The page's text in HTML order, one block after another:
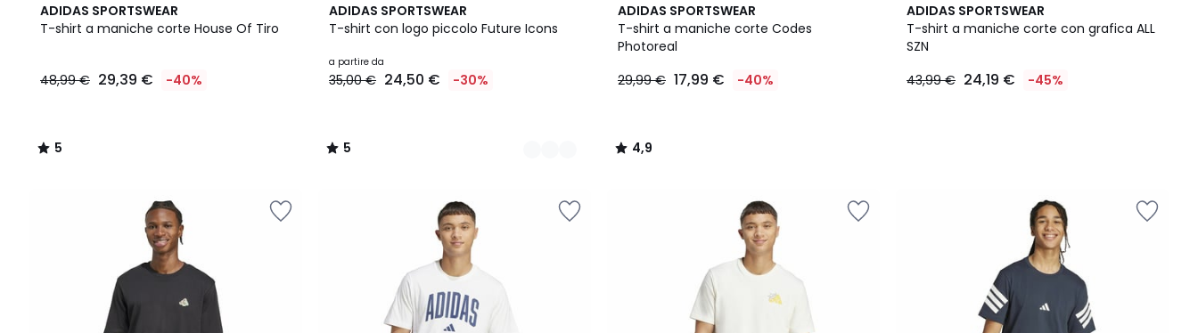
ADIDAS SPORTSWEAR
T-shirt a maniche corte House Of Tiro
48,99 € 29,39 € -40%
5
/
5
/
ADIDAS SPORTSWEAR
T-shirt con logo piccolo Future Icons
a partire da
35,00 € 24,50 € -30%
5
/
2
Colori
5
/
ADIDAS SPORTSWEAR
T-shirt a maniche corte Codes
Photoreal
29,99 € 17,99 € -40%
4,9
/ 5
4,9
/
ADIDAS SPORTSWEAR
T-shirt a maniche corte con grafica ALL
SZN
43,99 € 24,19 € -45%